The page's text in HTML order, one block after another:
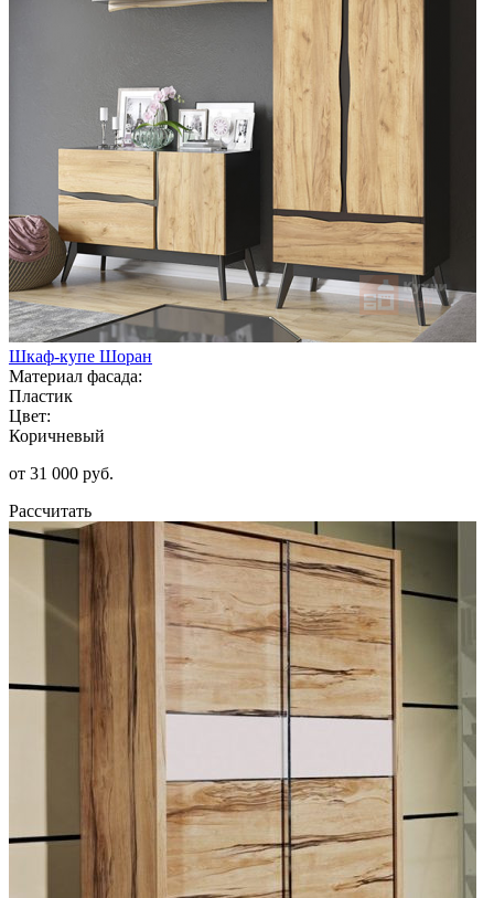
Шкаф-купе Шоран
Материал фасада:
Пластик
Цвет:
Коричневый
от 31 000 руб.
Рассчитать